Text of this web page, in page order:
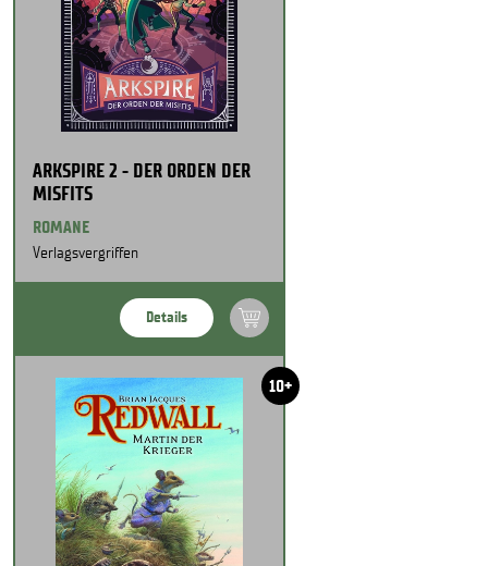
ARKSPIRE 2 - DER ORDEN DER
MISFITS
ROMANE
Verlagsvergriffen
Details
10+